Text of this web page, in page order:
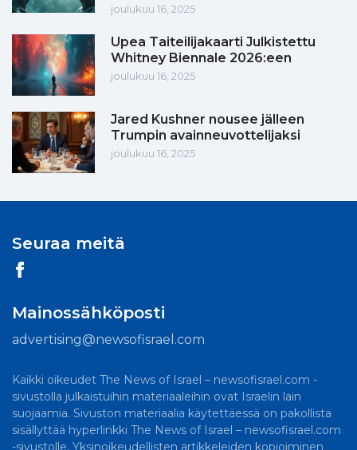
joulukuu 16, 2025
Upea Taiteilijakaarti Julkistettu
Whitney Biennale 2026:een
joulukuu 16, 2025
Jared Kushner nousee jälleen
Trumpin avainneuvottelijaksi
joulukuu 16, 2025
Seuraa meitä
Mainossähköposti
advertising@newsofisrael.com
Kaikki oikeudet The News of Israel – newsofisrael.com -
sivustolla julkaistuihin materiaaleihin ovat Israelin lain
suojaamia. Sivuston materiaalia käytettäessä on pakollista
sisällyttää hyperlinkki The News of Israel – newsofisrael.com
-sivustolle. Yksinoikeudellisten artikkeleiden kopioiminen